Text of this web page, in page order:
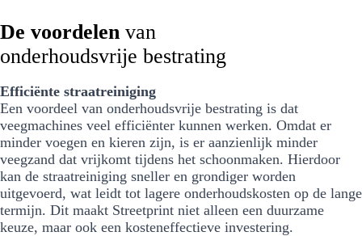
De voordelen van
onderhoudsvrije bestrating
Efficiënte straatreiniging
Een voordeel van onderhoudsvrije bestrating is dat
veegmachines veel efficiënter kunnen werken. Omdat er
minder voegen en kieren zijn, is er aanzienlijk minder
veegzand dat vrijkomt tijdens het schoonmaken. Hierdoor
kan de straatreiniging sneller en grondiger worden
uitgevoerd, wat leidt tot lagere onderhoudskosten op de lange
termijn. Dit maakt Streetprint niet alleen een duurzame
keuze, maar ook een kosteneffectieve investering.